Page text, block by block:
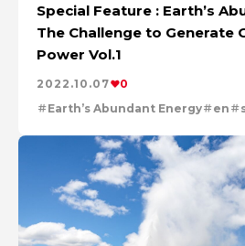
特集：都市鉱山に挑む
特集：技術の力で
特集：進化する銅
電気鉛
特集：金属と
特集：限りある金属資源を、未来につなぐ。
Electrolytic copper
資源循環
リサイクル
Special Feature : Earth’s
The Challenge to Generate
Power Vol.1
2022.10.07
0
Earth’s Abundant Energy
en